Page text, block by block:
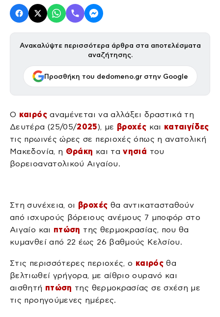
Ανακαλύψτε περισσότερα άρθρα στα αποτελέσματα
αναζήτησης.
Προσθήκη του dedomeno.gr στην Google
Ο καιρόςαναμένεται να αλλάξει δραστικά τη
Δευτέρα (25/05/2025), με βροχές και καταιγίδες
τις πρωινές ώρες σε περιοχές όπως η ανατολική
Μακεδονία, η Θράκη και τανησιά του
βορειοανατολικού Αιγαίου.
Στη συνέχεια, οι βροχές θα αντικατασταθούν
από ισχυρούς βόρειους ανέμους 7 μποφόρ στο
Αιγαίο και πτώση της θερμοκρασίας, που θα
κυμανθεί από 22 έως 26 βαθμούς Κελσίου.
Στις περισσότερες περιοχές, ο καιρόςθα
βελτιωθεί γρήγορα, με αίθριο ουρανό και
αισθητή πτώση της θερμοκρασίας σε σχέση με
τις προηγούμενες ημέρες.